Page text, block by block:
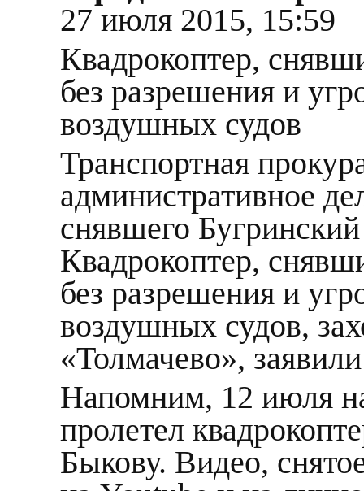
27 июля 2015, 15:59
Квадрокоптер,
без разрешения и
воздушных судов
Транспортная
административное
снявшего
Квадрокоптер,
без разрешения и
воздушных судов,
«Толмачево»,
Напомним, 12 июля
пролетел
Быкову. Видео,